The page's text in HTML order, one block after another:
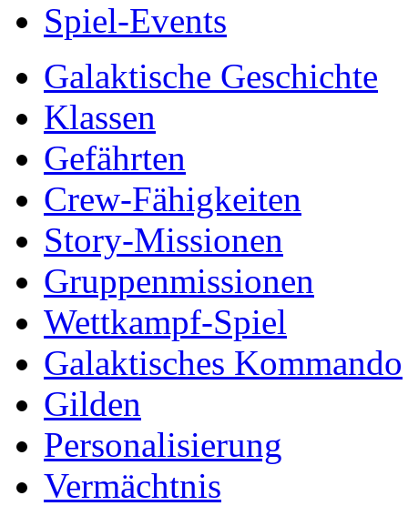
Spiel-Events
Galaktische Geschichte
Klassen
Gefährten
Crew-Fähigkeiten
Story-Missionen
Gruppenmissionen
Wettkampf-Spiel
Galaktisches Kommando
Gilden
Personalisierung
Vermächtnis